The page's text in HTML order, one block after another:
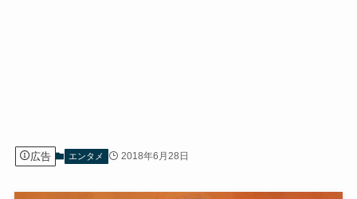
広告 エンタメ 2018年6月28日